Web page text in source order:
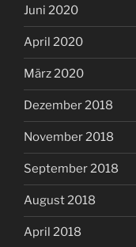
Juni 2020
April 2020
März 2020
Dezember 2018
November 2018
September 2018
August 2018
April 2018